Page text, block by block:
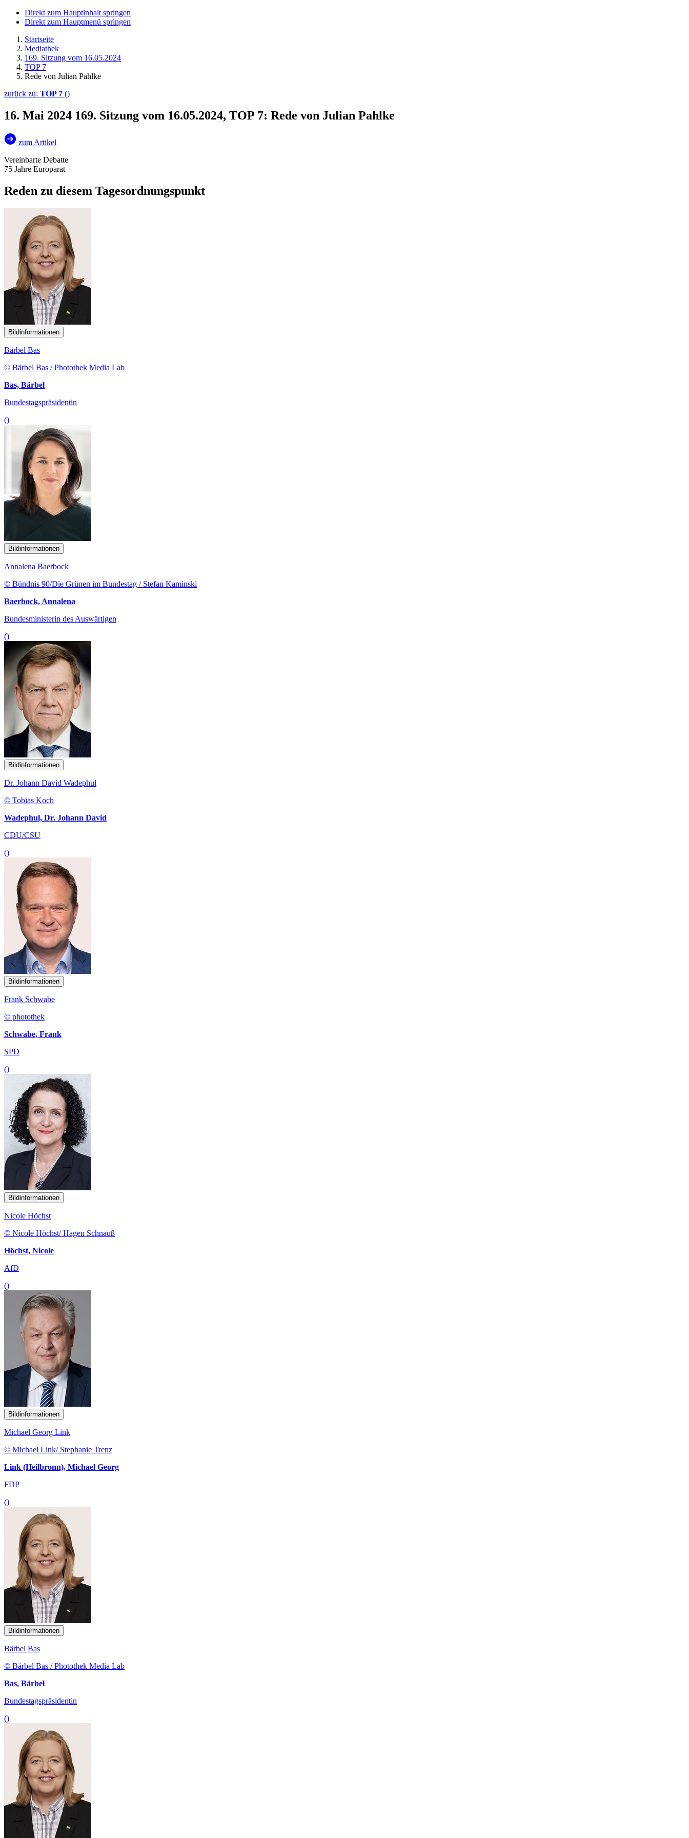
Direkt zum Hauptinhalt springen
Direkt zum Hauptmenü springen
Startseite
Mediathek
169. Sitzung vom 16.05.2024
TOP 7
Rede von Julian Pahlke
zurück zu: TOP 7 ()
16. Mai 2024 169. Sitzung vom 16.05.2024, TOP 7: Rede von Julian Pahlke
zum Artikel
Vereinbarte Debatte
75 Jahre Europarat
Reden zu diesem Tagesordnungspunkt
Bildinformationen
Bärbel Bas
© Bärbel Bas / Photothek Media Lab
Bas, Bärbel
Bundestagspräsidentin
()
Bildinformationen
Annalena Baerbock
© Bündnis 90/Die Grünen im Bundestag / Stefan Kaminski
Baerbock, Annalena
Bundesministerin des Auswärtigen
()
Bildinformationen
Dr. Johann David Wadephul
© Tobias Koch
Wadephul, Dr. Johann David
CDU/CSU
()
Bildinformationen
Frank Schwabe
© photothek
Schwabe, Frank
SPD
()
Bildinformationen
Nicole Höchst
© Nicole Höchst/ Hagen Schnauß
Höchst, Nicole
AfD
()
Bildinformationen
Michael Georg Link
© Michael Link/ Stephanie Trenz
Link (Heilbronn), Michael Georg
FDP
()
Bildinformationen
Bärbel Bas
© Bärbel Bas / Photothek Media Lab
Bas, Bärbel
Bundestagspräsidentin
()